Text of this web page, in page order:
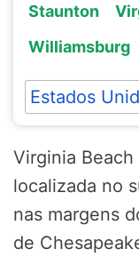
Staunton
Williamsburg
Estados
Virginia
localizada no
nas margens
de